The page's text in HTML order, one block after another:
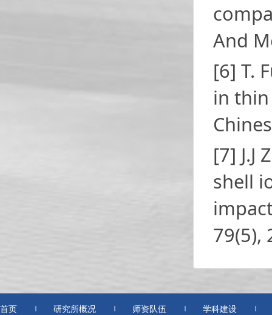
And
[6] T.
in
[7] J.J
shell
79(5),
首页 研究所概况 师资队伍 学科建设